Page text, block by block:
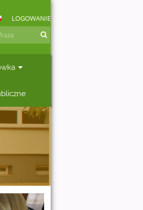
LOGOWANIE